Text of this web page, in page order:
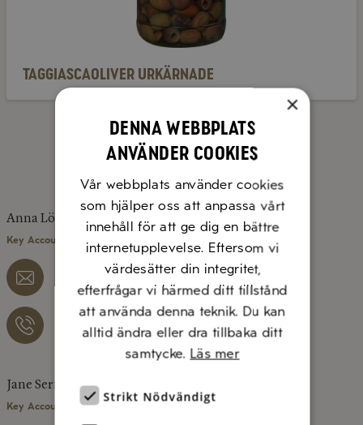
Taggiascaoliver urkärnade
KONTAKTA OSS
Anna Löfgren
Key Account Manager, Region Mellan/Norr
anna.lofgren@diluca.se
073 – 077 12 06
Jane Sernemo
Key Account Manager, Region Väst/Syd
×
Denna webbplats
använder cookies
Vår webbplats använder cookies
som hjälper oss att anpassa vårt
innehåll för att ge dig en bättre
internetupplevelse. Eftersom vi
värdesätter din integritet,
efterfrågar vi härmed ditt tillstånd
att använda denna teknik. Du kan
alltid ändra eller dra tillbaka ditt
samtycke. Läs mer
Strikt Nödvändigt